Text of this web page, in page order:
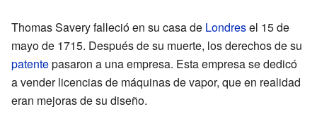
Thomas Savery falleció en su casa de Londresel 15 de
mayo de 1715. Después de su muerte, los derechos de su
patentepasaron a una empresa. Esta empresa se dedicó
a vender licencias de máquinas de vapor, que en realidad
eran mejoras de su diseño.